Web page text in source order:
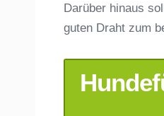
E-Mail-
Darüber hinaus
guten Draht zum